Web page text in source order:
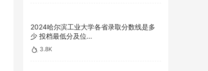
2024哈尔滨工业大学各省录取分数线是多
少 投档最低分及位…
3.8K